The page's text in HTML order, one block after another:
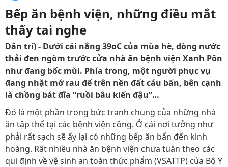
Bếp ăn bệnh viện, những điều mắt
thấy tai nghe
Dân trí) - Dưới cái nắng 39oC của mùa hè, dòng nước
thải đen ngòm trước cửa nhà ăn bệnh viện Xanh Pôn
như đang bốc mùi. Phía trong, một người phục vụ
đang nhặt mớ rau để trên nền đất cáu bẩn, bên cạnh
là chồng bát đĩa “ruồi bâu kiến đậu”…
Đó là một phần trong bức tranh chung của những nhà
ăn tập thể tại các bệnh viện công. Ở cái nơi tưởng như
phải rất sạch sẽ ấy lại có những bếp ăn bẩn đến kinh
hoàng. Rất nhiều nhà ăn bệnh viện chưa tuân theo các
qui định về vệ sinh an toàn thức phẩm (VSATTP) của Bộ Y